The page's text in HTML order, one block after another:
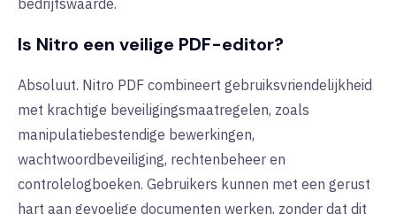
bedrijfswaarde.
Is Nitro een veilige PDF-editor?
Absoluut. Nitro PDF combineert gebruiksvriendelijkheid
met krachtige beveiligingsmaatregelen, zoals
manipulatiebestendige bewerkingen,
wachtwoordbeveiliging, rechtenbeheer en
controlelogboeken. Gebruikers kunnen met een gerust
hart aan gevoelige documenten werken, zonder dat dit